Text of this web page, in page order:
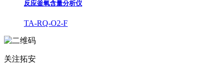
反应釜氧含量分析仪
TA-RQ-O2-F
关注拓安